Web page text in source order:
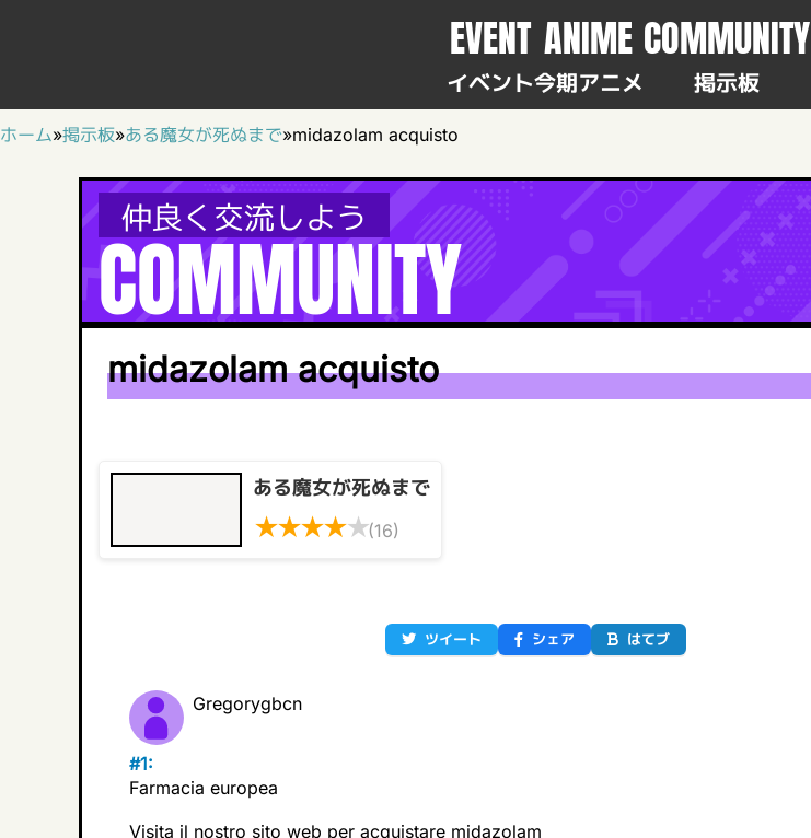
EVENT
イベント
ANIME
今期アニメ
COMMUNITY
掲示板
ホーム»掲示板»ある魔女が死ぬまで»midazolam acquisto
仲良く交流しよう
COMMUNITY
midazolam acquisto
ある魔女が死ぬまで
★★★★★(16)
ツイート シェア はてブ
Gregorygbcn
#1:
Farmacia europea
Visita il nostro sito web per acquistare midazolam